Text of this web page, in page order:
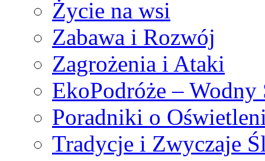
Życie na wsi
Zabawa i Rozwój
Zagrożenia i Ataki
EkoPodróże –
Poradniki o
Tradycje i Zwyczaje